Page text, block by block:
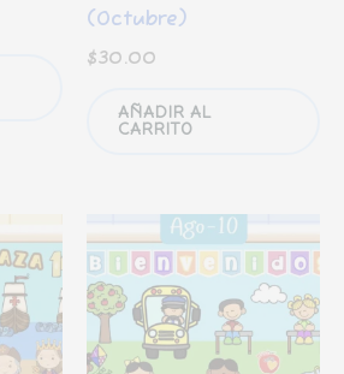
(Octubre)
$30.00
AÑADIR AL
CARRITO